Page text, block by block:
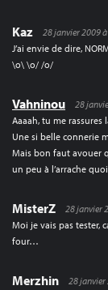
Kaz
28 janvier 2009
J’ai envie de dire,
\o\ \o/ /o/
Vahninou
28
Aaaah, tu me rassures
Une si belle connerie
Mais bon faut avouer
un peu à l’arrache quoi
MisterZ
28 janvier
Moi je vais pas tester,
four…
Merzhin
28 janvier